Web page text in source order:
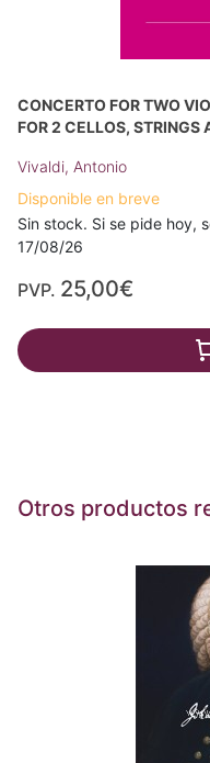
CONCERTO FOR TWO
FOR 2 CELLOS, STRINGS
Vivaldi, Antonio
Disponible en breve
Sin stock. Si se pide hoy,
17/08/26
PVP. 25,00€
Otros productos